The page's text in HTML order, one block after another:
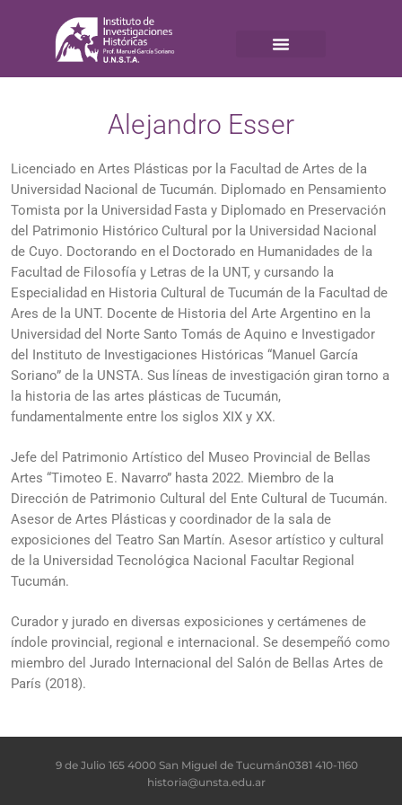
Alejandro Esser
Licenciado en Artes Plásticas por la Facultad de Artes de la
Universidad Nacional de Tucumán. Diplomado en Pensamiento
Tomista por la Universidad Fasta y Diplomado en Preservación
del Patrimonio Histórico Cultural por la Universidad Nacional
de Cuyo. Doctorando en el Doctorado en Humanidades de la
Facultad de Filosofía y Letras de la UNT, y cursando la
Especialidad en Historia Cultural de Tucumán de la Facultad de
Ares de la UNT. Docente de Historia del Arte Argentino en la
Universidad del Norte Santo Tomás de Aquino e Investigador
del Instituto de Investigaciones Históricas “Manuel García
Soriano” de la UNSTA. Sus líneas de investigación giran torno a
la historia de las artes plásticas de Tucumán,
fundamentalmente entre los siglos XIX y XX.
Jefe del Patrimonio Artístico del Museo Provincial de Bellas
Artes “Timoteo E. Navarro” hasta 2022. Miembro de la
Dirección de Patrimonio Cultural del Ente Cultural de Tucumán.
Asesor de Artes Plásticas y coordinador de la sala de
exposiciones del Teatro San Martín. Asesor artístico y cultural
de la Universidad Tecnológica Nacional Facultar Regional
Tucumán.
Curador y jurado en diversas exposiciones y certámenes de
índole provincial, regional e internacional. Se desempeñó como
miembro del Jurado Internacional del Salón de Bellas Artes de
París (2018).
9 de Julio 165 4000 San Miguel de Tucumán0381 410-1160
historia@unsta.edu.ar